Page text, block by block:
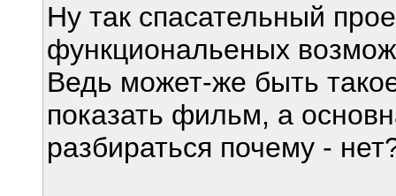
Ну так спасательный
функциональеных
Ведь может-же быть
показать фильм, а
разбираться почему -